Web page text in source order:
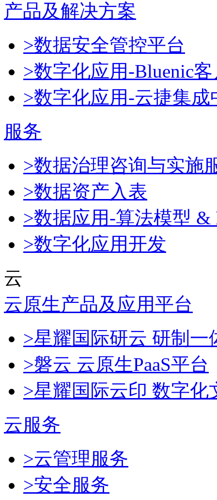
产品及解决方案
>数据安全管控平台
>数字化应用-Bluenic
>数字化应用-云捷集成
服务
>数据治理咨询与实施
>数据资产入表
>数据应用-算法模型 &
>数字化应用开发
云
云原生产品及应用平台
>星耀国际研云 研制
>磐云 云原生PaaS平台
>星耀国际云印 数字化
云服务
>云管理服务
>安全服务